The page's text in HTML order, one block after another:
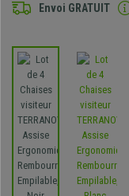
Envoi GRATUIT